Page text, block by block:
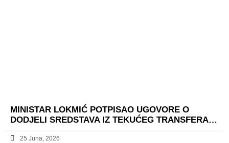
MINISTAR LOKMIĆ POTPISAO UGOVORE O
DODJELI SREDSTAVA IZ TEKUĆEG TRANSFERA…
25 Juna, 2026